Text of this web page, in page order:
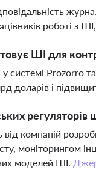
роботі з
ШІ для
у системі Prozorro
доларів і
компаній
моніторингом
моделей ШІ.